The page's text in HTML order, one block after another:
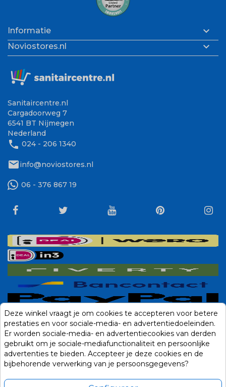
Informatie 
Noviostores.nl 
Sanitaircentre.nl
Cargadoorweg 7
6541 BT Nijmegen
Nederland
phone 024 - 206 1340
mailinfo@noviostores.nl
06 - 376 867 19
Deze winkel vraagt je om cookies te accepteren voor betere
prestaties en voor sociale-media- en advertentiedoeleinden.
Er worden sociale-media- en advertentiecookies van derden
gebruikt om je sociale-mediafunctionaliteit en persoonlijke
advertenties te bieden. Accepteer je deze cookies en de
bijbehorende verwerking van je persoonsgegevens?